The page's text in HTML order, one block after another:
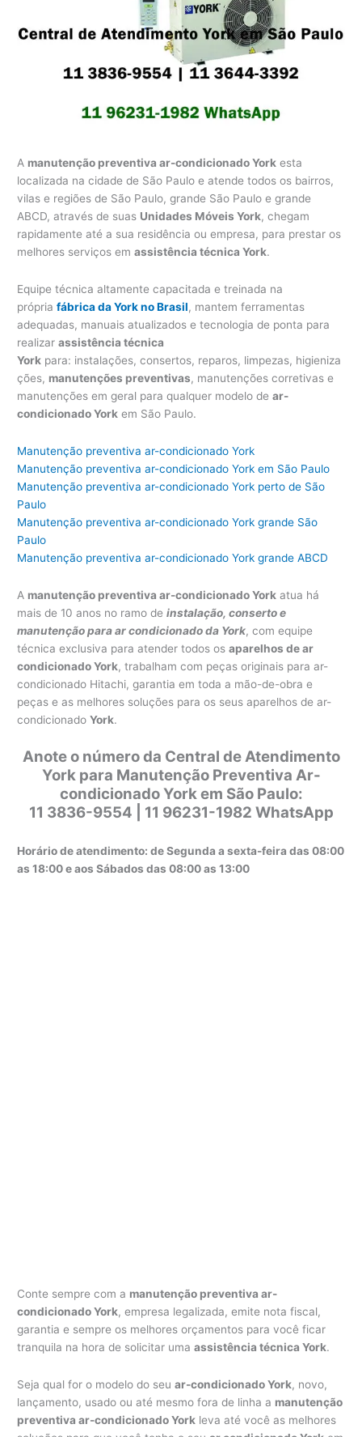
A manutenção preventiva ar-condicionado York esta
localizada na cidade de São Paulo e atende todos os bairros,
vilas e regiões de São Paulo, grande São Paulo e grande
ABCD, através de suas Unidades Móveis York, chegam
rapidamente até a sua residência ou empresa, para prestar os
melhores serviços emassistência técnica York.
Equipe técnica altamente capacitada e treinada na
própriafábrica da York no Brasil, mantem ferramentas
adequadas, manuais atualizados e tecnologia de ponta para
realizarassistência técnica
York para: instalações, consertos, reparos, limpezas, higieniza
ções, manutenções preventivas, manutenções corretivas e
manutenções em geral para qualquer modelo dear-
condicionado York em São Paulo.
Manutenção preventiva ar-condicionado York
Manutenção preventiva ar-condicionado York em São Paulo
Manutenção preventiva ar-condicionado York perto de São
Paulo
Manutenção preventiva ar-condicionado York grande São
Paulo
Manutenção preventiva ar-condicionado York grande ABCD
A manutenção preventiva ar-condicionado York atua há
mais de 10 anos no ramo deinstalação, conserto e
manutenção para ar condicionado da York, com equipe
técnica exclusiva para atender todos osaparelhos de ar
condicionado York, trabalham com peças originais para ar-
condicionado Hitachi, garantia em toda a mão-de-obra e
peças e as melhores soluções para os seus aparelhos de ar-
condicionadoYork.
Anote o número da Central de Atendimento
York para Manutenção Preventiva Ar-
condicionado York em São Paulo:
11 3836-9554 | 11 96231-1982 WhatsApp
Horário de atendimento: de Segunda a sexta-feira das 08:00
as 18:00 e aos Sábados das 08:00 as 13:00
Conte sempre com a manutenção preventiva ar-
condicionado York, empresa legalizada, emite nota fiscal,
garantia e sempre os melhores orçamentos para você ficar
tranquila na hora de solicitar umaassistência técnica York.
Seja qual for o modelo do seuar-condicionado York, novo,
lançamento, usado ou até mesmo fora de linha a manutenção
preventiva ar-condicionado York leva até você as melhores